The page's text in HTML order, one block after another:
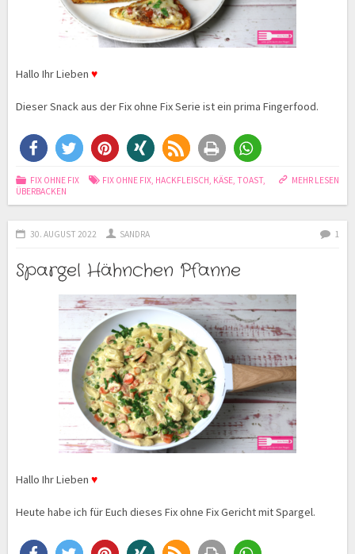
Hallo Ihr Lieben ♥
Dieser Snack aus der Fix ohne Fix Serie ist ein prima Fingerfood.
MEHR LESEN
FIX OHNE FIX FIX OHNE FIX, HACKFLEISCH, KÄSE,TOAST,
ÜBERBACKEN
30. AUGUST 2022 SANDRA 1
Spargel Hähnchen Pfanne
Hallo Ihr Lieben ♥
Heute habe ich für Euch dieses Fix ohne Fix Gericht mit Spargel.